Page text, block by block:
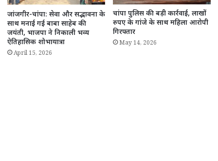
जांजगीर-चांपा: सेवा और सद्भावना के
साथ मनाई गई बाबा साहेब की
जयंती, भाजपा ने निकाली भव्य
ऐतिहासिक शोभायात्रा
April 15, 2026
चांपा पुलिस की बड़ी कार्रवाई, लाखों
रुपए के गांजे के साथ महिला आरोपी
गिरफ्तार
May 14, 2026